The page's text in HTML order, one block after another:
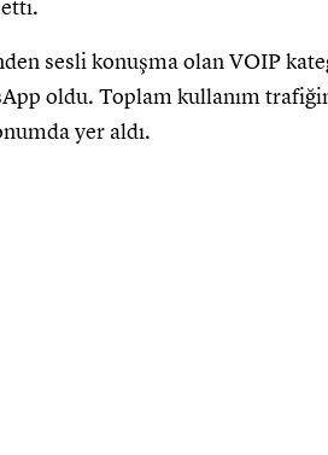
sesli konuşma olan VOIP
oldu. Toplam kullanım
yer aldı.